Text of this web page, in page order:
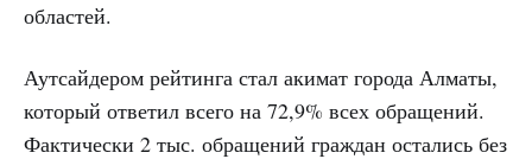
областей.
Аутсайдером рейтинга стал акимат города Алматы,
который ответил всего на 72,9% всех обращений.
Фактически 2 тыс. обращений граждан остались без